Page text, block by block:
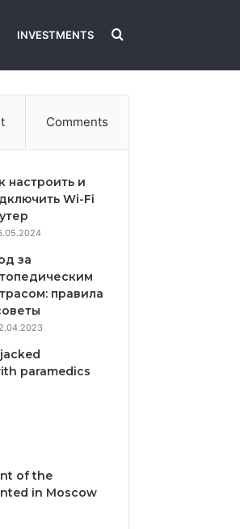
INVESTMENTS Search
Comments
настроить и
Wi-Fi
за
правила
paramedics
of the
in Moscow